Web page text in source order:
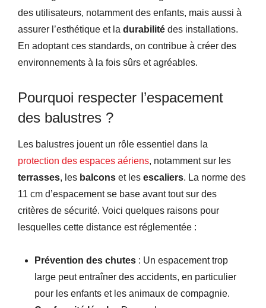
des utilisateurs, notamment des enfants, mais aussi à
assurer l’esthétique et la durabilité des installations.
En adoptant ces standards, on contribue à créer des
environnements à la fois sûrs et agréables.
Pourquoi respecter l’espacement
des balustres ?
Les balustres jouent un rôle essentiel dans la
protection des espaces aériens, notamment sur les
terrasses, les balcons et les escaliers. La norme des
11 cm d’espacement se base avant tout sur des
critères de sécurité. Voici quelques raisons pour
lesquelles cette distance est réglementée :
Prévention des chutes : Un espacement trop
large peut entraîner des accidents, en particulier
pour les enfants et les animaux de compagnie.